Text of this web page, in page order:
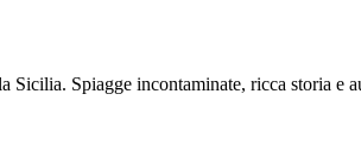
Spiagge incontaminate, ricca storia e